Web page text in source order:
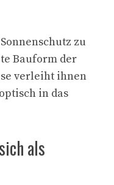
zu
Bauform der
verleiht ihnen
in das
als